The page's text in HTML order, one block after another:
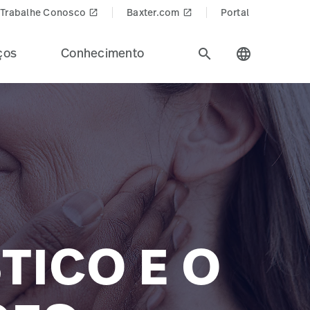
Trabalhe Conosco launch Baxter.com launch Portal
Conhecimento search language
E O